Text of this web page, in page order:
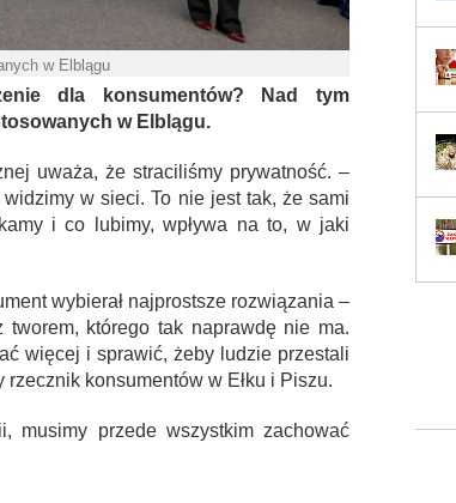
w Elblągu
dla konsumentów? Nad tym
w Elblągu.
uważa, że straciliśmy prywatność. –
w sieci. To nie jest tak, że sami
i co lubimy, wpływa na to, w jaki
wybierał najprostsze rozwiązania –
którego tak naprawdę nie ma.
więcej i sprawić, żeby ludzie przestali
rzecznik konsumentów w Ełku i Piszu.
musimy przede wszystkim zachować